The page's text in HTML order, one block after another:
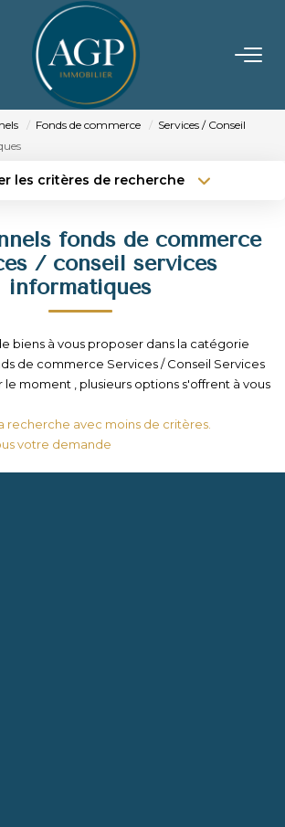
ACHETER
Estimer Votre Bien
LOUER
GERER
NOTRE AGENCE
NOUS REJOINDRE
Fonds de commerce
Services / Conseil
les critères de recherche
Surface min
alerte
fonds de commerce
/ conseil services
informatiques
biens à vous proposer dans la catégorie
de commerce Services / Conseil Services
moment , plusieurs options s'offrent à vous
recherche avec moins de critères.
votre demande